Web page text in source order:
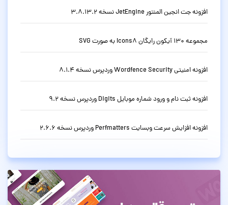
افزونه جت انجین المنتور JetEngine نسخه 3.8.13.2
مجموعه 130 آیکون رایگان Icons8 به صورت SVG
افزونه امنیتی Wordfence Security وردپرس نسخه 8.1.4
افزونه ثبت نام و ورود شماره موبایل Digits وردپرس نسخه 9.2
افزونه افزایش سرعت وبسایت Perfmatters وردپرس نسخه 2.6.6